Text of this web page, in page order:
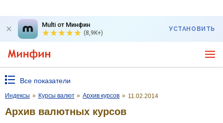
Multi от Минфин
(8,9K+)
УСТАНОВИТЬ
Все показатели
Индексы » Курсы валют » Архив курсов » 11.02.2014
Архив валютных курсов